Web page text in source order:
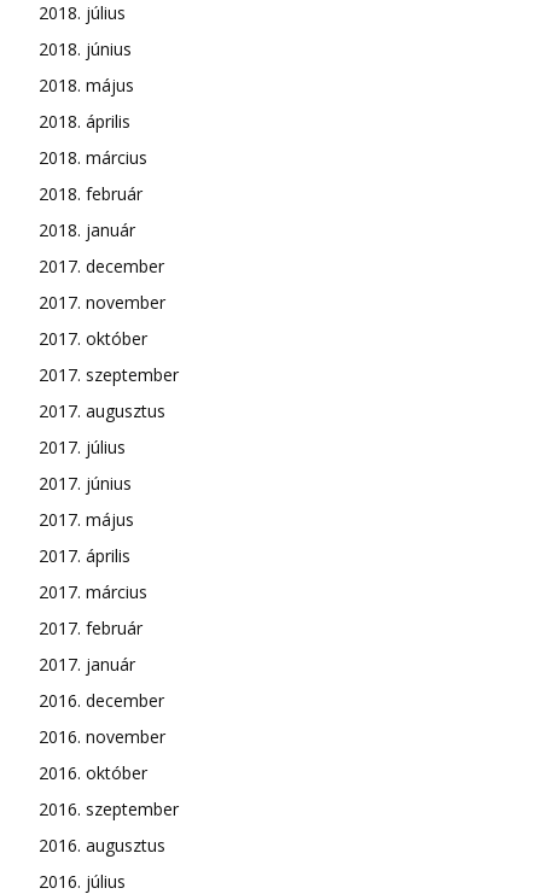
2018. július
2018. június
2018. május
2018. április
2018. március
2018. február
2018. január
2017. december
2017. november
2017. október
2017. szeptember
2017. augusztus
2017. július
2017. június
2017. május
2017. április
2017. március
2017. február
2017. január
2016. december
2016. november
2016. október
2016. szeptember
2016. augusztus
2016. július